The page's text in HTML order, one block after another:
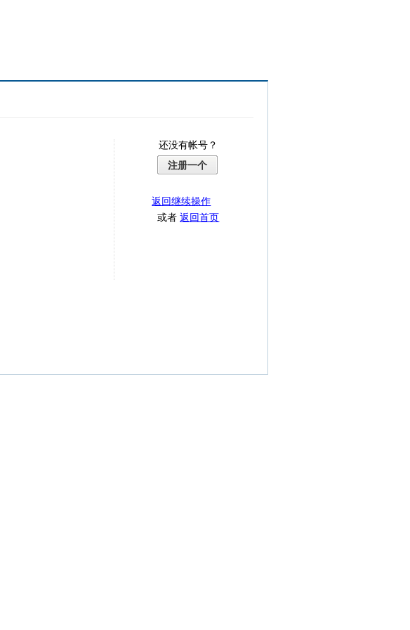
还没有帐号？
注册一个
返回继续操作
或者返回首页